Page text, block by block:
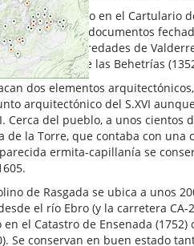
documentado en el Cartulario
en diversos documentos
entre las heredades de
Becerro de las Behetrías
dos elementos
arquitectónico del S.XVI
Cerca del pueblo, a unos cientos
de la Torre, que contaba con una
ermita-capillanía se
de Rasgada se ubica a unos
el río Ebro (y la carretera
el Catastro de Ensenada
Se conservan en buen estado